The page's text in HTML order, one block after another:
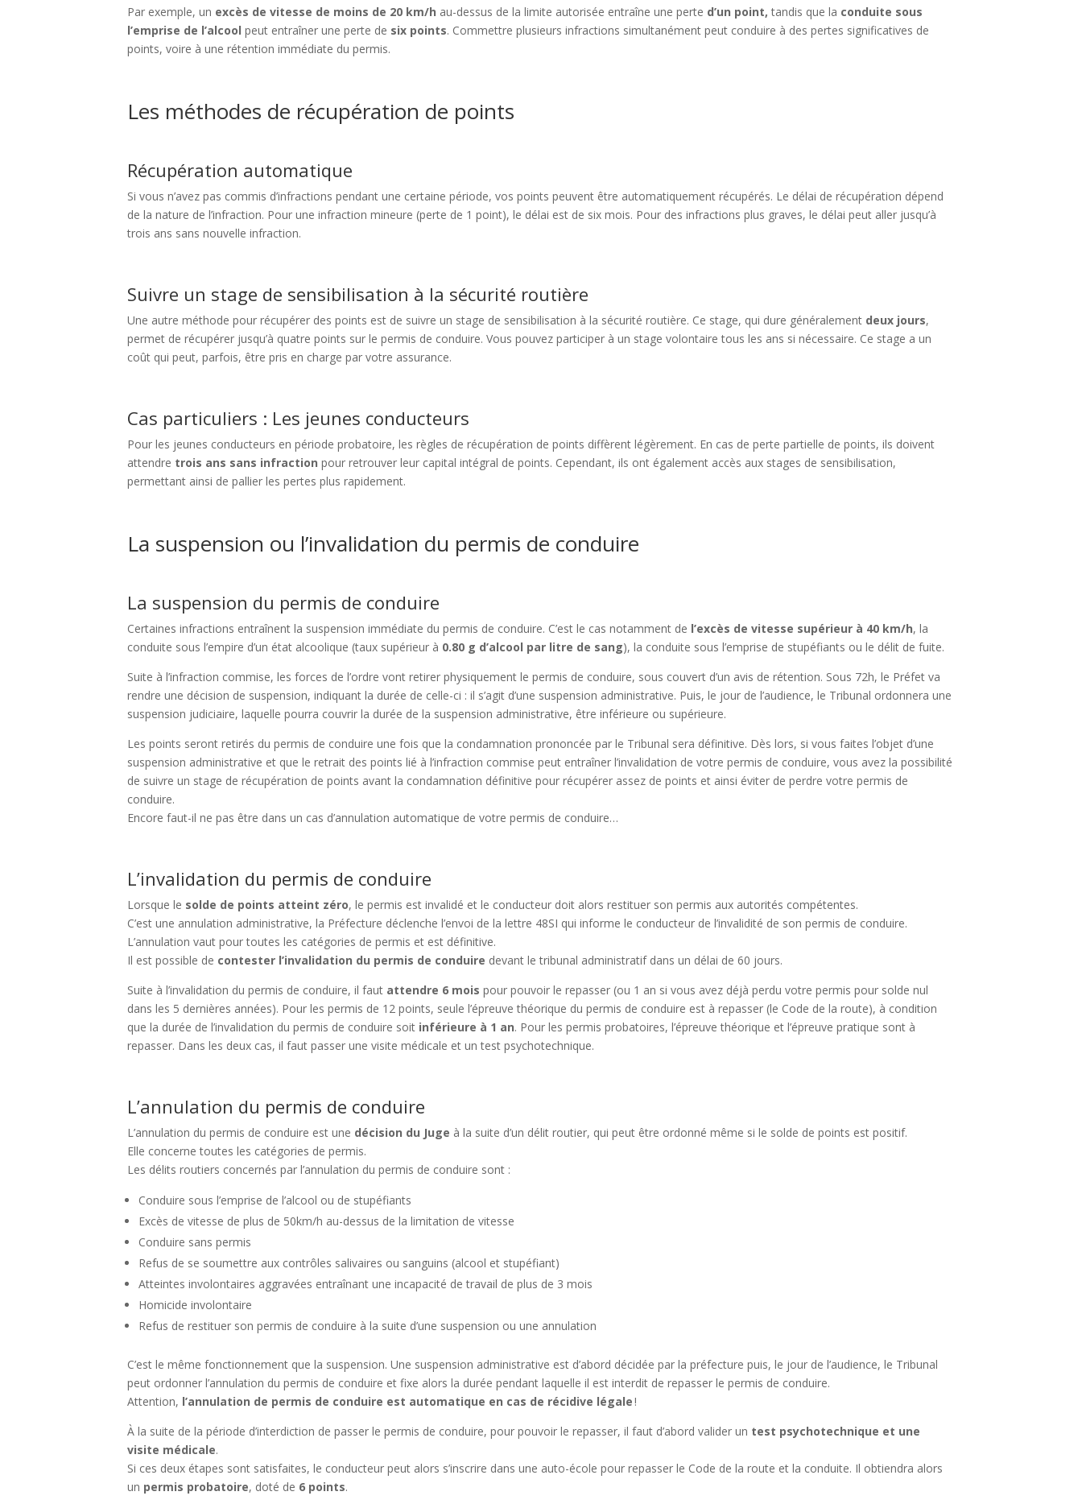
Par exemple, un excès de vitesse de moins de 20 km/h au-dessus de la limite autorisée entraîne une perte d’un point, tandis que la conduite sous
l’emprise de l’alcoolpeut entraîner une perte de six points. Commettre plusieurs infractions simultanément peut conduire à des pertes significatives de
points, voire à une rétention immédiate du permis.
Les méthodes de récupération de points
Récupération automatique
Si vous n’avez pas commis d’infractions pendant une certaine période, vos points peuvent être automatiquement récupérés. Le délai de récupération dépend
de la nature de l’infraction. Pour une infraction mineure (perte de 1 point), le délai est de six mois. Pour des infractions plus graves, le délai peut aller jusqu’à
trois ans sans nouvelle infraction.
Suivre un stage de sensibilisation à la sécurité routière
Une autre méthode pour récupérer des points est de suivre un stage de sensibilisation à la sécurité routière. Ce stage, qui dure généralement deux jours,
permet de récupérer jusqu’à quatre points sur le permis de conduire. Vous pouvez participer à un stage volontaire tous les ans si nécessaire. Ce stage a un
coût qui peut, parfois, être pris en charge par votre assurance.
Cas particuliers : Les jeunes conducteurs
Pour les jeunes conducteurs en période probatoire, les règles de récupération de points diffèrent légèrement. En cas de perte partielle de points, ils doivent
attendre trois ans sans infractionpour retrouver leur capital intégral de points. Cependant, ils ont également accès aux stages de sensibilisation,
permettant ainsi de pallier les pertes plus rapidement.
La suspension ou l’invalidation du permis de conduire
La suspension du permis de conduire
Certaines infractions entraînent la suspension immédiate du permis de conduire. C’est le cas notamment de l’excès de vitesse supérieur à 40 km/h, la
conduite sous l’empire d’un état alcoolique (taux supérieur à 0.80 g d’alcool par litre de sang), la conduite sous l’emprise de stupéfiants ou le délit de fuite.
Suite à l’infraction commise, les forces de l’ordre vont retirer physiquement le permis de conduire, sous couvert d’un avis de rétention. Sous 72h, le Préfet va
rendre une décision de suspension, indiquant la durée de celle-ci : il s’agit d’une suspension administrative. Puis, le jour de l’audience, le Tribunal ordonnera une
suspension judiciaire, laquelle pourra couvrir la durée de la suspension administrative, être inférieure ou supérieure.
Les points seront retirés du permis de conduire une fois que la condamnation prononcée par le Tribunal sera définitive. Dès lors, si vous faites l’objet d’une
suspension administrative et que le retrait des points lié à l’infraction commise peut entraîner l’invalidation de votre permis de conduire, vous avez la possibilité
de suivre un stage de récupération de points avant la condamnation définitive pour récupérer assez de points et ainsi éviter de perdre votre permis de
conduire.
Encore faut-il ne pas être dans un cas d’annulation automatique de votre permis de conduire…
L’invalidation du permis de conduire
Lorsque le solde de points atteint zéro, le permis est invalidé et le conducteur doit alors restituer son permis aux autorités compétentes.
C’est une annulation administrative, la Préfecture déclenche l’envoi de la lettre 48SI qui informe le conducteur de l’invalidité de son permis de conduire.
L’annulation vaut pour toutes les catégories de permis et est définitive.
Il est possible de contester l’invalidation du permis de conduire devant le tribunal administratif dans un délai de 60 jours.
Suite à l’invalidation du permis de conduire, il faut attendre 6 moispour pouvoir le repasser (ou 1 an si vous avez déjà perdu votre permis pour solde nul
dans les 5 dernières années). Pour les permis de 12 points, seule l’épreuve théorique du permis de conduire est à repasser (le Code de la route), à condition
que la durée de l’invalidation du permis de conduire soit inférieure à 1 an. Pour les permis probatoires, l’épreuve théorique et l’épreuve pratique sont à
repasser. Dans les deux cas, il faut passer une visite médicale et un test psychotechnique.
L’annulation du permis de conduire
L’annulation du permis de conduire est une décision du Juge à la suite d’un délit routier, qui peut être ordonné même si le solde de points est positif.
Elle concerne toutes les catégories de permis.
Les délits routiers concernés par l’annulation du permis de conduire sont :
Conduire sous l’emprise de l’alcool ou de stupéfiants
Excès de vitesse de plus de 50km/h au-dessus de la limitation de vitesse
Conduire sans permis
Refus de se soumettre aux contrôles salivaires ou sanguins (alcool et stupéfiant)
Atteintes involontaires aggravées entraînant une incapacité de travail de plus de 3 mois
Homicide involontaire
Refus de restituer son permis de conduire à la suite d’une suspension ou une annulation
C’est le même fonctionnement que la suspension. Une suspension administrative est d’abord décidée par la préfecture puis, le jour de l’audience, le Tribunal
peut ordonner l’annulation du permis de conduire et fixe alors la durée pendant laquelle il est interdit de repasser le permis de conduire.
Attention, l’annulation de permis de conduire est automatique en cas de récidive légale!
À la suite de la période d’interdiction de passer le permis de conduire, pour pouvoir le repasser, il faut d’abord valider un test psychotechnique et une
visite médicale.
Si ces deux étapes sont satisfaites, le conducteur peut alors s’inscrire dans une auto-école pour repasser le Code de la route et la conduite. Il obtiendra alors
un permis probatoire, doté de 6 points.